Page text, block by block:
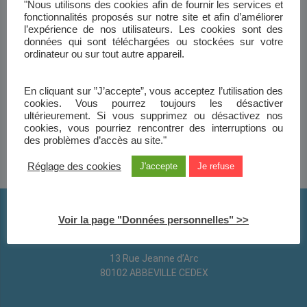
J'ai oublié mon mot de passe
13 Rue Jeanne d’Arc
80102 ABBEVILLE CEDEX
"Nous utilisons des cookies afin de fournir les services et
fonctionnalités proposés sur notre site et afin d’améliorer
l’expérience de nos utilisateurs. Les cookies sont des
données qui sont téléchargées ou stockées sur votre
ordinateur ou sur tout autre appareil.
En cliquant sur ”J’accepte”, vous acceptez l’utilisation des
cookies. Vous pourrez toujours les désactiver
ultérieurement. Si vous supprimez ou désactivez nos
cookies, vous pourriez rencontrer des interruptions ou
des problèmes d’accès au site."
Réglage des cookies J'accepte Je refuse
Voir la page "Données personnelles" >>